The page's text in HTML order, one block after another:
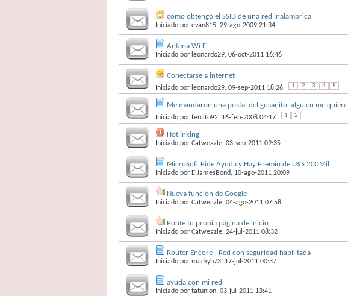
como obtengo el SSID de una red inalambrica
Iniciado por evan815, 29-ago-2009 21:34
Antena Wi Fi
Iniciado por leonardo29, 06-oct-2011 16:46
Conectarse a internet
Iniciado por leonardo29, 09-sep-2011 18:26 1 2 3 4 5
Me mandaron una postal del gusanito..alguien me
Iniciado por fercito92, 16-feb-2008 04:17 1 2
Hotlinking
Iniciado por Catweazle, 03-sep-2011 09:35
MicroSoft Pide Ayuda y Hay Premio de U$S 200Mil.
Iniciado por ElJamesBond, 10-ago-2011 20:09
Nueva función de Google
Iniciado por Catweazle, 04-ago-2011 07:58
Ponte tu propia página de inicio
Iniciado por Catweazle, 24-jul-2011 08:32
Router Encore - Red con seguridad habilitada
Iniciado por mackyb73, 17-jul-2011 00:37
ayuda con mi red
Iniciado por tatunion, 03-jul-2011 13:41